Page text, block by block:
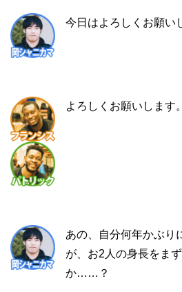
今日はよろしくお願い
よろしくお願いします。
あの、自分何年かぶり
が、お2人の身長をま
か……？